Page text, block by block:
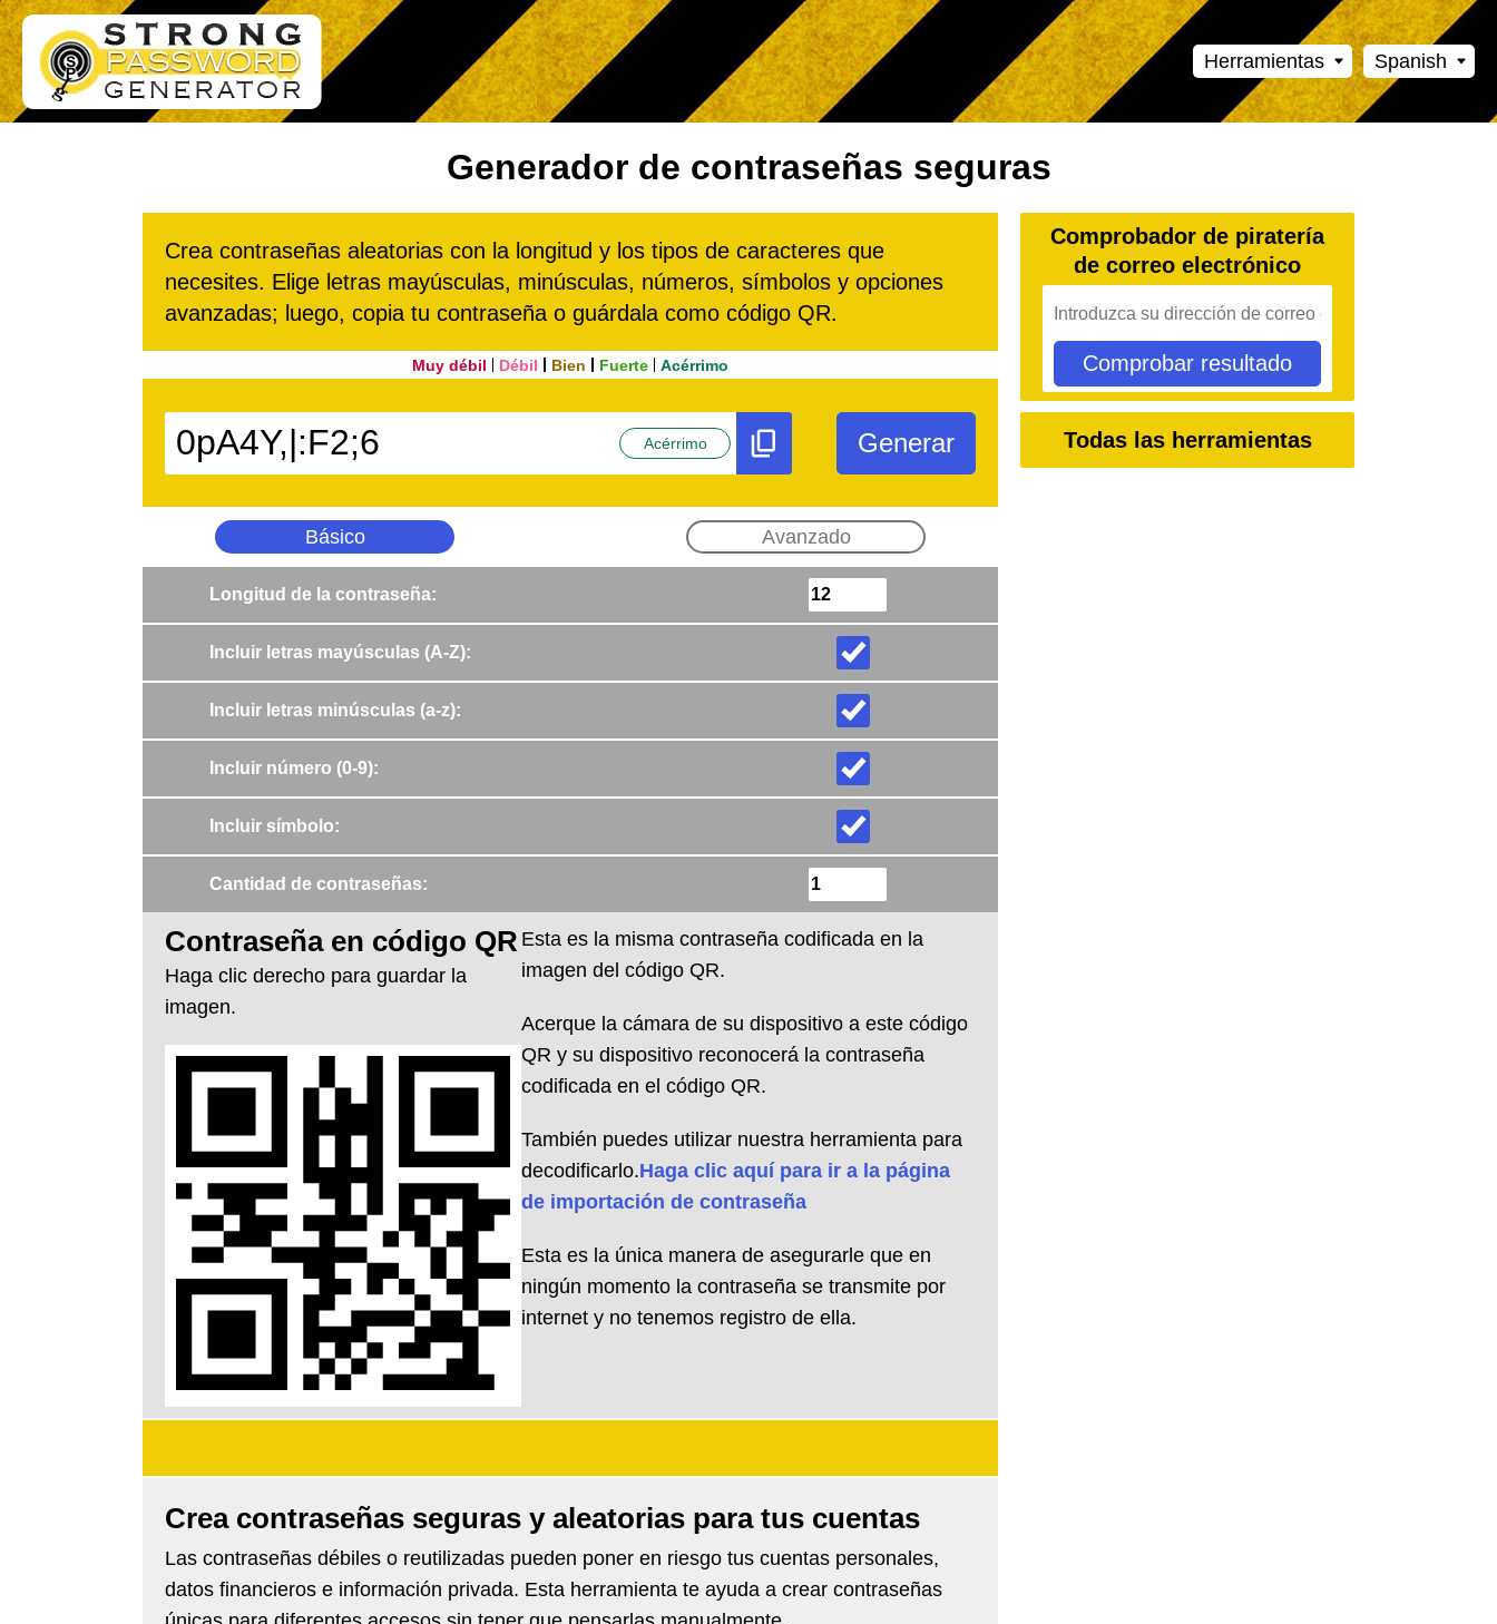
Herramientas Spanish
Generador de contraseñas seguras
Crea contraseñas aleatorias con la longitud y los tipos de caracteres que
necesites. Elige letras mayúsculas, minúsculas, números, símbolos y opciones
avanzadas; luego, copia tu contraseña o guárdala como código QR.
Muy débil Débil Bien Fuerte Acérrimo
Acérrimo Generar
Básico Avanzado
Longitud de la contraseña:
Incluir letras mayúsculas (A-Z):
Incluir letras minúsculas (a-z):
Incluir número (0-9):
Incluir símbolo:
Cantidad de contraseñas:
Contraseña en código QR
Haga clic derecho para guardar la
imagen.
Esta es la misma contraseña codificada en la
imagen del código QR.
Acerque la cámara de su dispositivo a este código
QR y su dispositivo reconocerá la contraseña
codificada en el código QR.
También puedes utilizar nuestra herramienta para
decodificarlo.Haga clic aquí para ir a la página
de importación de contraseña
Esta es la única manera de asegurarle que en
ningún momento la contraseña se transmite por
internet y no tenemos registro de ella.
Crea contraseñas seguras y aleatorias para tus cuentas
Las contraseñas débiles o reutilizadas pueden poner en riesgo tus cuentas personales,
datos financieros e información privada. Esta herramienta te ayuda a crear contraseñas
Comprobador de piratería
de correo electrónico
Comprobar resultado
Todas las herramientas